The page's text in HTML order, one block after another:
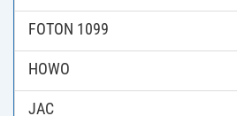
FOTON 1099
HOWO
JAC